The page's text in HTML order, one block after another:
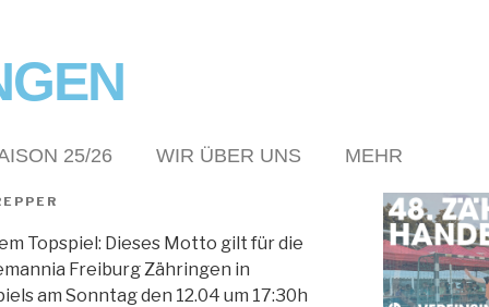
25/26 WIR ÜBER UNS MEHR
Topspiel: Dieses Motto gilt für die
Freiburg Zähringen in
am Sonntag den 12.04 um 17:30h